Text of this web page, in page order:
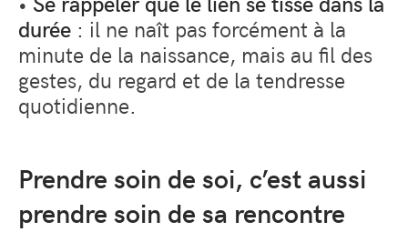
durée : il ne naît pas forcément à la
minute de la naissance, mais au fil des
gestes, du regard et de la tendresse
quotidienne.
Prendre soin de soi, c’est aussi
prendre soin de sa rencontre